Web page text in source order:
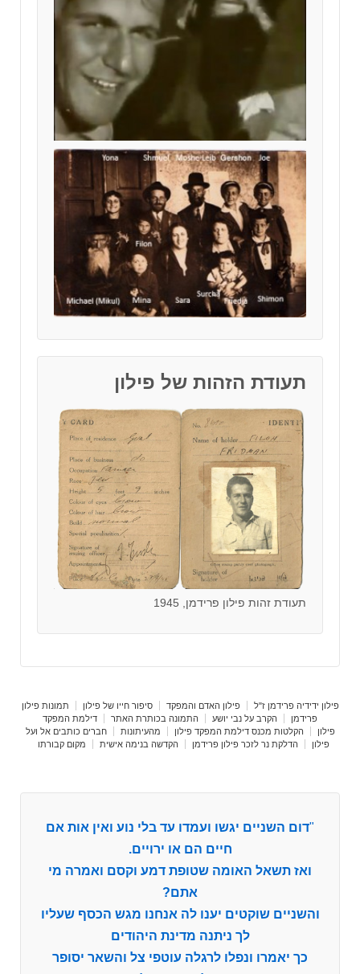
תעודת הזהות של פילון
תעודת זהות פילון פרידמן, 1945
פילון ידידיה פרידמן ז"ל פילון האדם והמפקד סיפור חייו של פילון
תמונות פילון
פרידמן
הקרב על נבי יושע התמונה בכותרת האתר
דילמת המפקד
פילון
הקלטות מכנס דילמת המפקד פילון מהעיתונות
חברים כותבים אל ועל
פילון
הדלקת נר לזכר פילון פרידמן הקדשה בנימה אישית מקום קבורתו
"דום השניים יגשו ועמדו עד בלי נוע ואין אות אם
חיים הם או ירויים.
ואז תשאל האומה שטופת דמע וקסם ואמרה מי
אתם?
והשניים שוקטים יענו לה אנחנו מגש הכסף שעליו
לך ניתנה מדינת היהודים
כך יאמרו ונפלו לרגלה עוטפי צל והשאר יסופר